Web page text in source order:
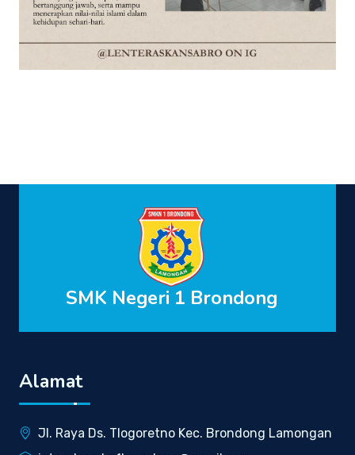
SMK Negeri 1 Brondong
Alamat
Jl. Raya Ds. Tlogoretno Kec. Brondong Lamongan